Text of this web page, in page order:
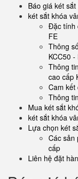
Báo giá két
két sắt khóa
Đặc tính
FE
Thông
KCC50 -
Thông
cao cấp
Cam kết
Thông
Mua két sắt
két sắt khóa
Lựa chọn két
Các sản
cấp
Liên hệ đặt